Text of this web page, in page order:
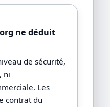
ne déduit
de sécurité,
ni
Les
contrat du